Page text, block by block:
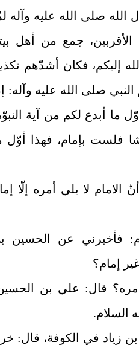
صلى ‌الله ‌عليه ‌وآله
الأقربين، جمع من أهل
إليكم، فكان أشدّهم
النبي صلى ‌الله‌ عليه‌ وآله:
أبدع لكم من آية
فلست بإمام، فهذا أوّل
الامام لا يلي أمره إلّا
فأخبرني عن الحسين
إمام؟
قال: علي بن
السلام.
زياد في الكوفة، قال: